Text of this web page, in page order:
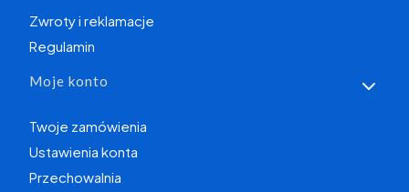
Zwroty i reklamacje
Regulamin
Moje konto
Twoje zamówienia
Ustawienia konta
Przechowalnia